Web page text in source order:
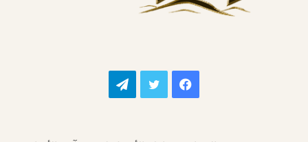
فيسبوك تويتر تيلقرام